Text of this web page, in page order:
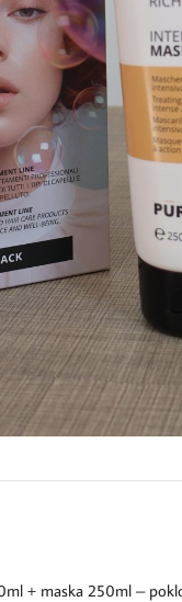
+ maska 250ml –